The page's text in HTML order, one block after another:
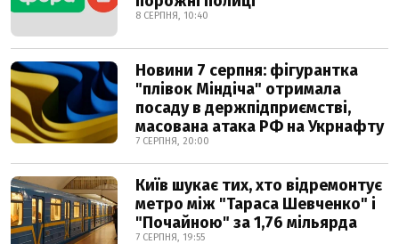
8 СЕРПНЯ, 10:40
Новини 7 серпня: фігурантка
"плівок Міндіча" отримала
посаду в держпідприємстві,
масована атака РФ на Укрнафту
7 СЕРПНЯ, 20:00
Київ шукає тих, хто відремонтує
метро між "Тараса Шевченко" і
"Почайною" за 1,76 мільярда
7 СЕРПНЯ, 19:55